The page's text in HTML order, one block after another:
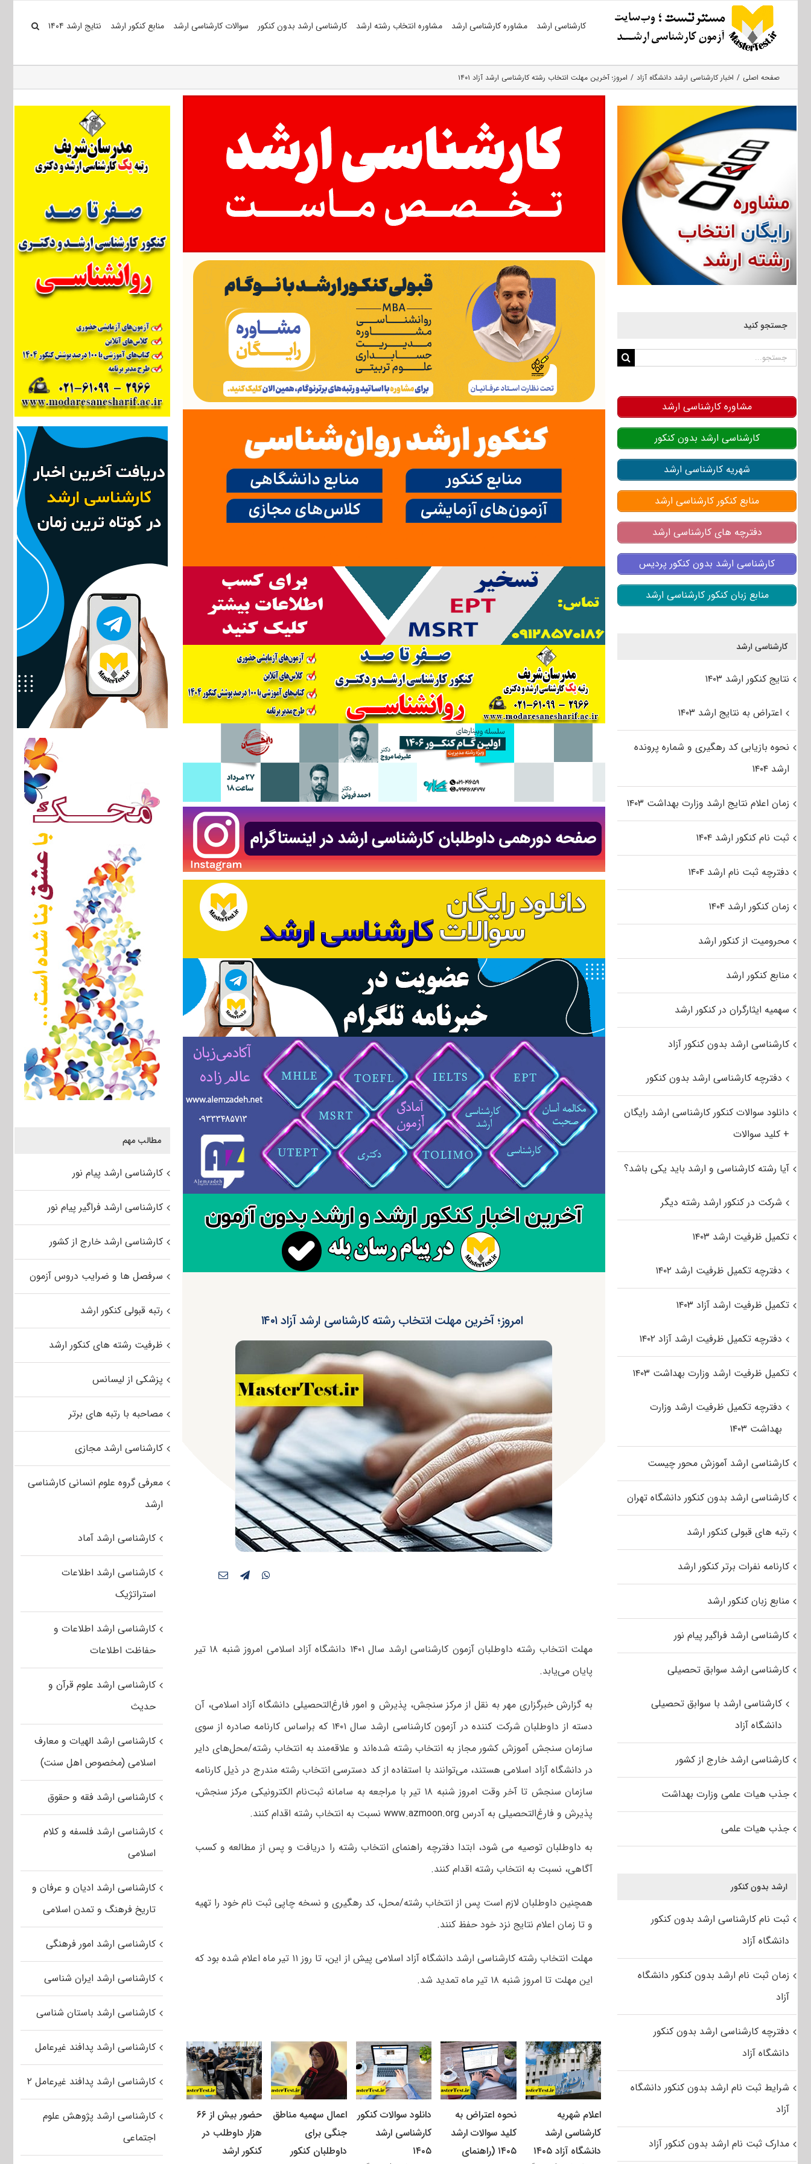
کارشناسی ارشد مشاوره کارشناسی ارشد مشاوره انتخاب رشته ارشد کارشناسی ارشد بدون کنکور سوالات کارشناسی ارشد منابع کنکور ارشد نتایج ارشد ۱۴۰۴
صفحه اصلی اخبار کارشناسی ارشد دانشگاه آزاد امروز؛ آخرین مهلت انتخاب رشته کارشناسی ارشد آزاد ۱۴۰۱
امروز؛ آخرین مهلت انتخاب رشته کارشناسی ارشد آزاد ۱۴۰۱
مهلت انتخاب رشته داوطلبان آزمون کارشناسی ارشد سال ۱۴۰۱ دانشگاه آزاد اسلامی امروز شنبه ۱۸ تیر
پایان می‌یابد.
به گزارش خبرگزاری مهر به نقل از مرکز سنجش، پذیرش و امور فارغ‌التحصیلی دانشگاه آزاد اسلامی، آن
دسته از داوطلبان شرکت کننده در آزمون کارشناسی ارشد سال ۱۴۰۱ که براساس کارنامه صادره از سوی
سازمان سنجش آموزش کشور مجاز به انتخاب رشته شده‌اند و علاقه‌مند به انتخاب رشته/محل‌های دایر
در دانشگاه آزاد اسلامی هستند، می‌توانند با استفاده از کد دسترسی انتخاب رشته مندرج در ذیل کارنامه
سازمان سنجش تا آخر وقت امروز شنبه ۱۸ تیر با مراجعه به سامانه ثبت‌نام الکترونیکی مرکز سنجش،
پذیرش و فارغ‌التحصیلی به آدرس www.azmoon.orgنسبت به انتخاب رشته اقدام کنند.
به داوطلبان توصیه می شود، ابتدا دفترچه راهنمای انتخاب رشته را دریافت و پس از مطالعه و کسب
آگاهی، نسبت به انتخاب رشته اقدام کنند.
همچنین داوطلبان لازم است پس از انتخاب رشته/محل، کد رهگیری و نسخه چاپی ثبت نام خود را تهیه
و تا زمان اعلام نتایج نزد خود حفظ کنند.
مهلت انتخاب رشته کارشناسی ارشد دانشگاه آزاد اسلامی پیش از این، تا روز ۱۱ تیر ماه اعلام شده بود که
این مهلت تا امروز شنبه ۱۸ تیر ماه تمدید شد.
اعلام شهریه
کارشناسی ارشد
دانشگاه آزاد ۱۴۰۵
نحوه اعتراض به
کلید سوالات ارشد
۱۴۰۵ (راهنمای
دانلود سوالات کنکور
کارشناسی ارشد
۱۴۰۵
اعمال سهمیه مناطق
جنگی برای
داوطلبان کنکور
حضور بیش از ۶۶
هزار داوطلب در
کنکور ارشد
مطالب مهم
کارشناسی ارشد پیام نور
کارشناسی ارشد فراگیر پیام نور
کارشناسی ارشد خارج از کشور
سرفصل ها و ضرایب دروس آزمون
رتبه قبولی کنکور ارشد
ظرفیت رشته های کنکور ارشد
پزشکی از لیسانس
مصاحبه با رتبه های برتر
کارشناسی ارشد مجازی
معرفی گروه علوم انسانی کارشناسی
ارشد
کارشناسی ارشد آماد
کارشناسی ارشد اطلاعات
استراتژیک
کارشناسی ارشد اطلاعات و
حفاظت اطلاعات
کارشناسی ارشد علوم قرآن و
حدیث
کارشناسی ارشد الهیات و معارف
اسلامی (مخصوص اهل سنت)
کارشناسی ارشد فقه و حقوق
کارشناسی ارشد فلسفه و کلام
اسلامی
کارشناسی ارشد ادیان و عرفان و
تاریخ فرهنگ و تمدن اسلامی
کارشناسی ارشد امور فرهنگی
کارشناسی ارشد ایران شناسی
کارشناسی ارشد باستان شناسی
کارشناسی ارشد پدافند غیرعامل
کارشناسی ارشد پدافند غیرعامل ۲
کارشناسی ارشد پژوهش علوم
اجتماعی
جستجو کنید
جستجو
مشاوره کارشناسی ارشد
کارشناسی ارشد بدون کنکور
شهریه کارشناسی ارشد
منابع کنکور کارشناسی ارشد
دفترچه های کارشناسی ارشد
کارشناسی ارشد بدون کنکور پردیس
منابع زبان کنکور کارشناسی ارشد
کارشناسی ارشد
نتایج کنکور ارشد ۱۴۰۳
اعتراض به نتایج ارشد ۱۴۰۳
نحوه بازیابی کد رهگیری و شماره پرونده
ارشد ۱۴۰۴
زمان اعلام نتایج ارشد وزارت بهداشت ۱۴۰۳
ثبت نام کنکور ارشد ۱۴۰۴
دفترچه ثبت نام ارشد ۱۴۰۴
زمان کنکور ارشد ۱۴۰۴
محرومیت از کنکور ارشد
منابع کنکور ارشد
سهمیه ایثارگران در کنکور ارشد
کارشناسی ارشد بدون کنکور آزاد
دفترچه کارشناسی ارشد بدون کنکور
دانلود سوالات کنکور کارشناسی ارشد رایگان
+ کلید سوالات
آیا رشته کارشناسی و ارشد باید یکی باشد؟
شرکت در کنکور ارشد رشته دیگر
تکمیل ظرفیت ارشد ۱۴۰۳
دفترچه تکمیل ظرفیت ارشد ۱۴۰۲
تکمیل ظرفیت ارشد آزاد ۱۴۰۳
دفترچه تکمیل ظرفیت ارشد آزاد ۱۴۰۲
تکمیل ظرفیت ارشد وزارت بهداشت ۱۴۰۳
دفترچه تکمیل ظرفیت ارشد وزارت
بهداشت ۱۴۰۳
کارشناسی ارشد آموزش محور چیست
کارشناسی ارشد بدون کنکور دانشگاه تهران
رتبه های قبولی کنکور ارشد
کارنامه نفرات برتر کنکور ارشد
منابع زبان کنکور ارشد
کارشناسی ارشد فراگیر پیام نور
کارشناسی ارشد سوابق تحصیلی
کارشناسی ارشد با سوابق تحصیلی
دانشگاه آزاد
کارشناسی ارشد خارج از کشور
جذب هیات علمی وزارت بهداشت
جذب هیات علمی
ارشد بدون کنکور
ثبت نام کارشناسی ارشد بدون کنکور
دانشگاه آزاد
زمان ثبت نام ارشد بدون کنکور دانشگاه
آزاد
دفترچه کارشناسی ارشد بدون کنکور
دانشگاه آزاد
شرایط ثبت نام ارشد بدون کنکور دانشگاه
آزاد
مدارک ثبت نام ارشد بدون کنکور آزاد